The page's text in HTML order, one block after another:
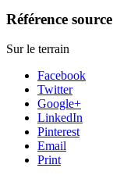
Référence source
Sur le terrain
Facebook
Twitter
Google+
LinkedIn
Pinterest
Email
Print